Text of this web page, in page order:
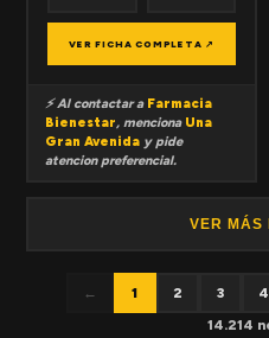
VER FICHA COMPLETA ↗
⚡ Al contactar a Farmacia
Bienestar, menciona Una
Gran Avenida y pide
atencion preferencial.
VER MÁS
← 1 2 3 4
14.214